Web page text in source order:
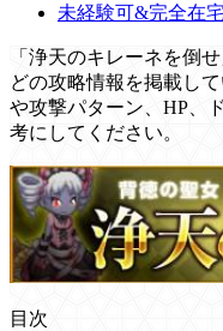
未経験可&完全在
「浄天のキレーネを倒
どの攻略情報を掲載し
や攻撃パターン、HP、
考にしてください。
目次